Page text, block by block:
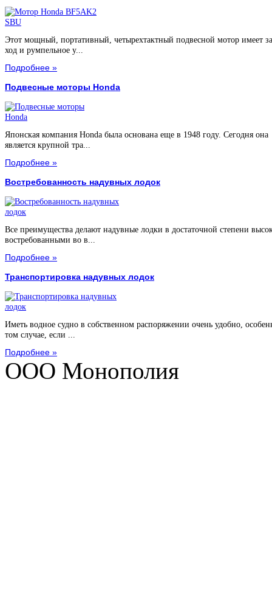
Этот мощный, портативный, четырехтактный подвесной мотор имеет
ход и румпельное у...
Подробнее »
Подвесные моторы Honda
Японская компания Honda была основана еще в 1948 году. Сегодня она
является крупной тра...
Подробнее »
Востребованность надувных лодок
Все преимущества делают надувные лодки в достаточной степени
востребованными во в...
Подробнее »
Транспортировка надувных лодок
Иметь водное судно в собственном распоряжении очень удобно,
том случае, если ...
Подробнее »
ООО Монополия